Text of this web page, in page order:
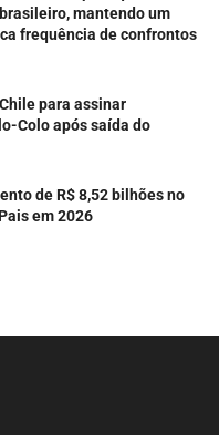
mantendo um
frequência de confrontos
para assinar
Colo após saída do
de R$ 8,52 bilhões no
em 2026